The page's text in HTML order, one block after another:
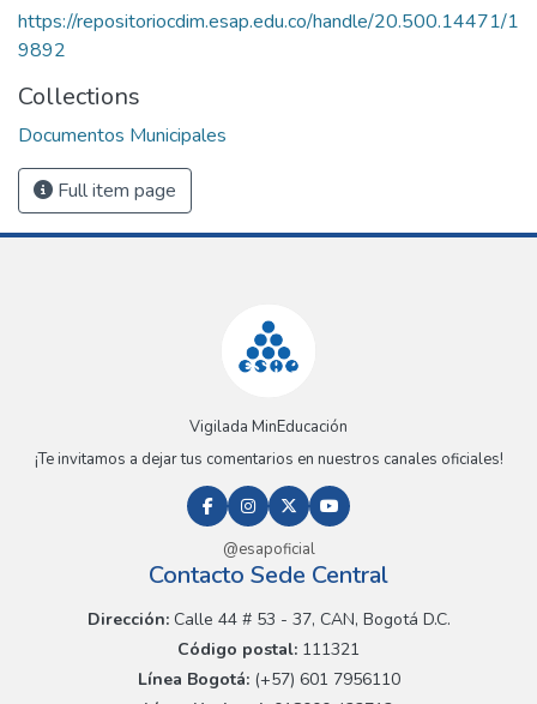
https://repositoriocdim.esap.edu.co/handle/20.500.14471/1
9892
Collections
Documentos Municipales
Full item page
Vigilada MinEducación
¡Te invitamos a dejar tus comentarios en nuestros canales oficiales!
@esapoficial
Contacto Sede Central
Dirección:Calle 44 # 53 - 37, CAN, Bogotá D.C.
Código postal: 111321
Línea Bogotá:(+57) 601 7956110